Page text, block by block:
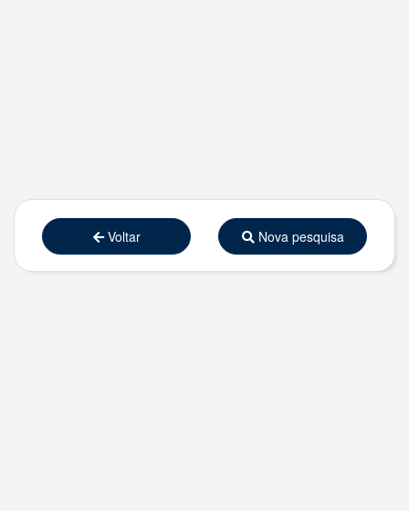
Voltar Nova pesquisa